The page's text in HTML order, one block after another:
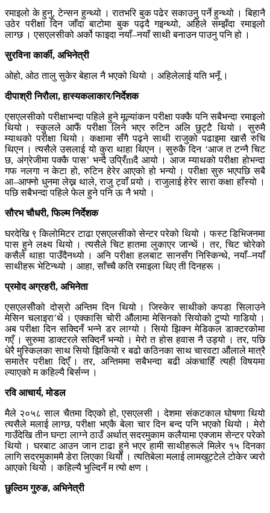
रमाइलो के हुनु, टेन्सन हुन्थ्यो । रातभरि बुक पढेर सकाउनु पर्ने हुन्थ्यो । बिहानै
उठेर परीक्षा दिन जाँदा बाटोमा बुक पढ्दै गइन्थ्यो, अहिले सम्झँदा रमाइलो
लाग्छ । एसएलसीको अर्को फाइदा नयाँ–नयाँ साथी बनाउन पाउनु पनि हो ।
सुरविना कार्की, अभिनेत्री
ओहो, ओठ तालु सुकेर बेहाल नै भएको थियो । अहिलेलाई यति भनूँ ।
दीपाश्री निरौला, हास्यकलाकार/निर्देशक
एसएलसीको परीक्षाभन्दा पहिले हुने मूल्यांकन परीक्षा पक्कै पनि सबैभन्दा रमाइलो
थियो । स्कुलले आफैं परीक्षा लिने भएर रुटिन अलि छुट्टै थियो । सुरुमै
म्याथको परीक्षा थियो । कक्षामा सँगै पढ्ने साथी राजुको पढाइमा खासै रुचि
थिएन । त्यसैले उसलाई यो कुरा थाहा थिएन । सुरुकै दिन ‘आज त टन्नै चिट
छ, अंग्रेजीमा पक्कै पास’ भन्दै उप्रिँmदै आयो । आज म्याथको परीक्षा होभन्दा
गफ नलगा न केटा हो, रुटिन हेरेर आएको हो भन्यो । परीक्षा सुरु भएपछि सबै
आ–आफ्नो धुनमा लेख्न थाले, राजु ट्वाँ पर्‍यो । राजुलाई हेरेर सारा कक्षा हाँस्यो ।
पछि सबैभन्दा पहिले फेल हुने पनि ऊ नै भयो ।
सौरभ चौधरी, फिल्म निर्देशक
घरदेखि ९ किलोमिटर टाढा एसएलसीको सेन्टर परेको थियो । फस्ट डिभिजनमा
पास हुने लक्ष्य थियो । त्यसैले चिट हातमा लुकाएर जान्थें । तर, चिट चोरेको
कसैले थाहा पाउँदैनथ्यो । अनि परीक्षा हलबाट सानसँग निस्किन्थे, नयाँ–नयाँ
साथीहरू भेटिन्थ्यो । आहा, साँच्चै कति रमाइला थिए ती दिनहरू ।
प्रमोद अग्रहरी, अभिनेता
एसएलसीेको दोस्रो अन्तिम दिन थियो । जिस्केर साथीको कपडा सिलाउने
मेसिन चलाइरा’थें । एक्कासि चोरी औंलामा मेसिनको सियोको टुप्पो गाडियो ।
अब परीक्षा दिन सक्दिनँ भन्ने डर लाग्यो । सियो झिक्न मेडिकल डाक्टरकोमा
गएँ । सुरुमा डाक्टरले सक्दिनँ भन्यो । मेरो त होस हवास नै उड्यो । तर, पछि
धेरै मुस्किलका साथ सियो झिकियो र बढो कठिनका साथ चारवटा औंलाले मात्रै
समातेर परीक्षा दिएँ । तर, अन्तिममा सबैभन्दा बढी अंकचाहिँ त्यही विषयमा
ल्याएको म कहिल्यै बिर्सन्न ।
रवि आचार्य, मोडल
मैले २०५८ साल चैतमा दिएको हो, एसएलसी । देशमा संकटकाल घोषणा थियो
त्यसैले मलाई लाग्छ, परीक्षा भएकै बेला चार दिन बन्द पनि भएको थियो । मेरो
गाउँदेखि तीन घन्टा लाग्ने ठाउँ अर्थात् सदरमुकाम कलैयामा एक्जाम सेन्टर परेको
थियो । घरबाट आउन जान टाढा हुने भएर हामी साथीहरूले मिलेर १५ दिनका
लागि सदरमुकाममै डेरा लिएका थियौं । त्यतिबेला मलाई लामखुट्टेले टोकेर ज्वरो
आएको थियो । कहिल्यै भुल्दिनँ म त्यो क्षण ।
छुल्ठिम गुरुङ, अभिनेत्री